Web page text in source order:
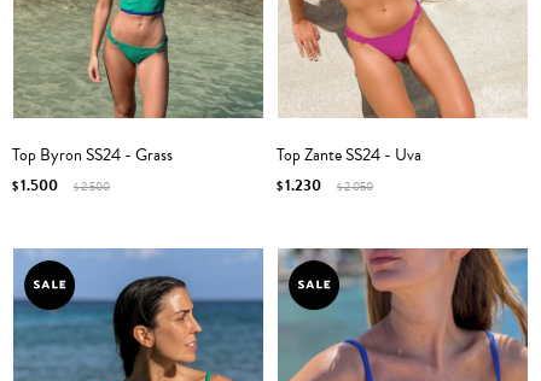
Top Byron SS24 - Grass
$1.500 $2.500
Top Zante SS24 - Uva
$1.230 $2.050